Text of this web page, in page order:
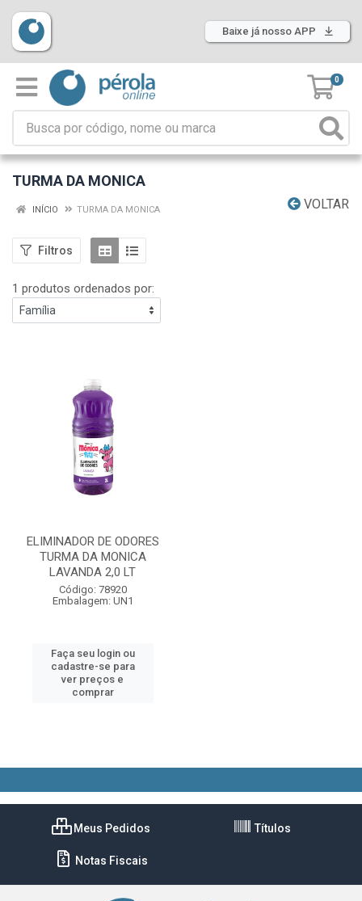
Baixe já nosso APP
0
TURMA DA MONICA
VOLTAR
INÍCIO TURMA DA MONICA
Filtros
1 produtos ordenados por:
ELIMINADOR DE ODORES
TURMA DA MONICA
LAVANDA 2,0 LT
Código: 78920
Embalagem: UN1
Faça seu login ou
cadastre-se para
ver preços e
comprar
Meus Pedidos Títulos
Notas Fiscais